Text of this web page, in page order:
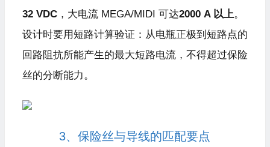
32 VDC，大电流 MEGA/MIDI 可达2000 A 以上。
设计时要用短路计算验证：从电瓶正极到短路点的
回路阻抗所能产生的最大短路电流，不得超过保险
丝的分断能力。
3、保险丝与导线的匹配要点